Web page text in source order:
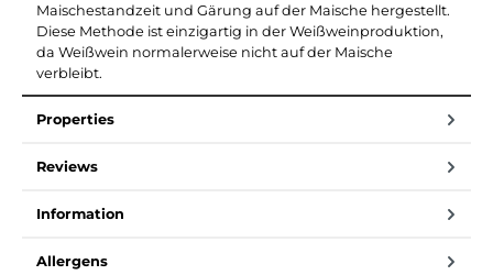
Maischestandzeit und Gärung auf der Maische hergestellt.
Diese Methode ist einzigartig in der Weißweinproduktion,
da Weißwein normalerweise nicht auf der Maische
verbleibt.
Properties
Reviews
Information
Allergens